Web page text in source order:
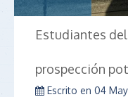
Estudiantes
prospección
Escrito en 04